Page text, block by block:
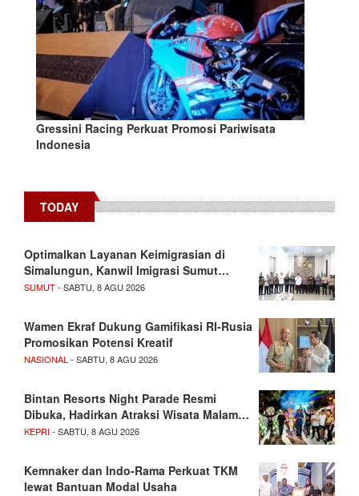
Gressini Racing Perkuat Promosi Pariwisata
Indonesia
TODAY
Optimalkan Layanan Keimigrasian di
Simalungun, Kanwil Imigrasi Sumut…
SUMUT- SABTU, 8 AGU 2026
Wamen Ekraf Dukung Gamifikasi RI-Rusia
Promosikan Potensi Kreatif
NASIONAL- SABTU, 8 AGU 2026
Bintan Resorts Night Parade Resmi
Dibuka, Hadirkan Atraksi Wisata Malam…
KEPRI- SABTU, 8 AGU 2026
Kemnaker dan Indo-Rama Perkuat TKM
lewat Bantuan Modal Usaha